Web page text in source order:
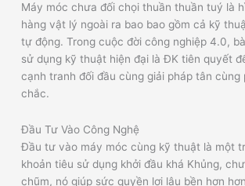
Máy móc chưa đối chọi thuần thuần tuý là
hàng vật lý ngoài ra bao bao gồm cả kỹ
tự động. Trong cuộc đời công nghiệp 4.0,
sử dụng kỹ thuật hiện đại là ĐK tiên quyết
cạnh tranh đối đầu cùng giải pháp tân cùng
chắc.
Đầu Tư Vào Công Nghệ
Đầu tư vào máy móc cùng kỹ thuật là một
khoản tiêu sử dụng khởi đầu khá Khủng,
chũm, nó giúp sức quyền lợi lâu bền hơn